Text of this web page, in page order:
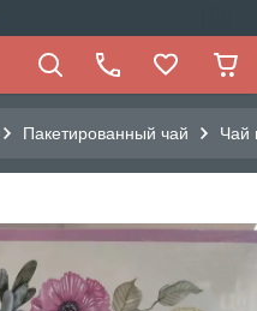
Пакетированный чай Чай